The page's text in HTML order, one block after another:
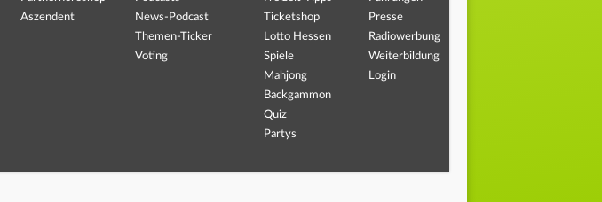
Aszendent
News-Podcast
Themen-Ticker
Voting
Ticketshop
Lotto Hessen
Spiele
Mahjong
Backgammon
Quiz
Partys
Presse
Radiowerbung
Weiterbildung
Login